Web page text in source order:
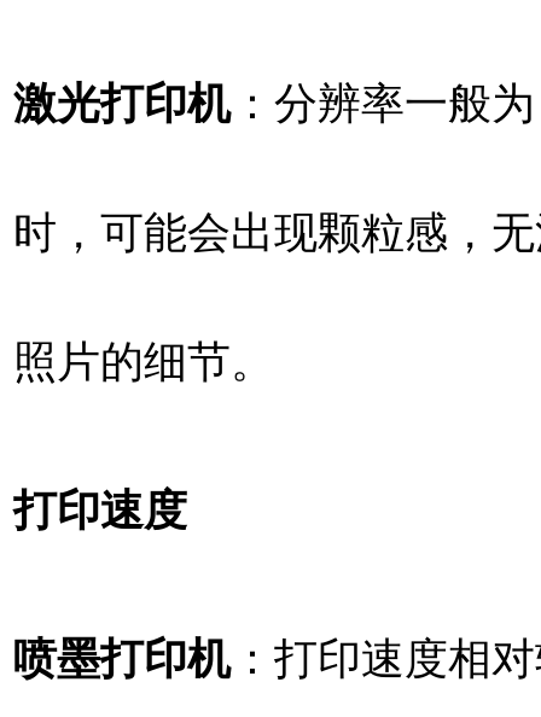
激光打印机：分辨率一般
时，可能会出现颗粒感，
照片的细节。
打印速度
喷墨打印机：打印速度相